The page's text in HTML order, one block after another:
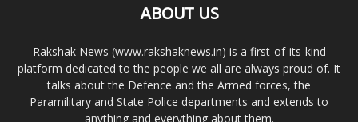
ABOUT US
Rakshak News (www.rakshaknews.in) is a first-of-its-kind
platform dedicated to the people we all are always proud of. It
talks about the Defence and the Armed forces, the
Paramilitary and State Police departments and extends to
anything and everything about them.